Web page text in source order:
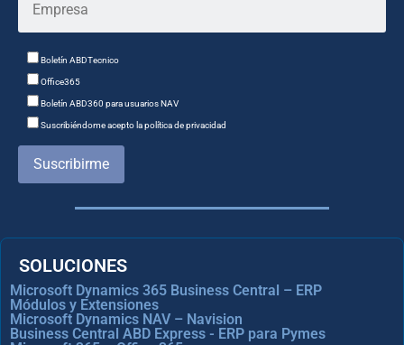
Boletín ABDTecnico
Office365
Boletín ABD360 para usuarios NAV
Suscribiéndome acepto la política de privacidad
Suscribirme
SOLUCIONES
Microsoft Dynamics 365 Business Central – ERP
Módulos y Extensiones
Microsoft Dynamics NAV – Navision
Business Central ABD Express - ERP para Pymes